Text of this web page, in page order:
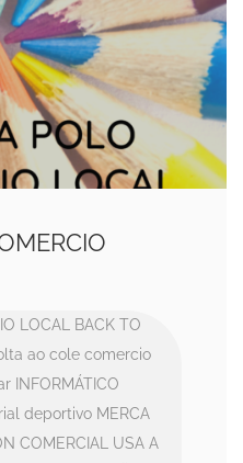
LOCAL
BACK TO
ao cole comercio
INFORMÁTICO
deportivo MERCA
COMERCIAL
USA A